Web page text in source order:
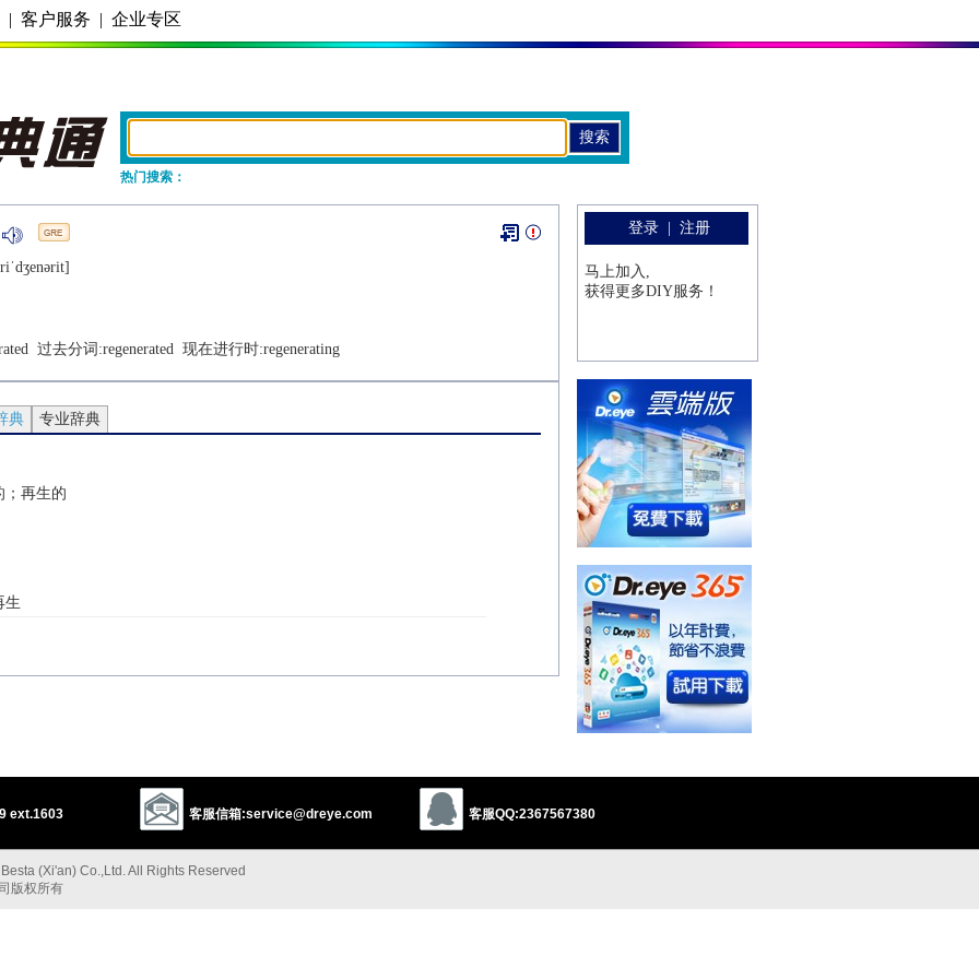
| 客户服务 | 企业专区
热门搜索：
过去分词:regenerated 现在进行时:regenerating
典 专业辞典
；再生的
生
的”的反义词
ext.1603 客服信箱:service@dreye.com 客服QQ:2367567380
(Xi'an) Co.,Ltd. All Rights Reserved
版权所有